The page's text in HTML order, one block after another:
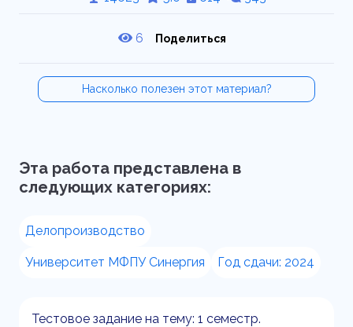
6 Поделиться
Насколько полезен этот материал?
Эта работа представлена в
следующих категориях:
Делопроизводство
Университет МФПУ Синергия Год сдачи: 2024
Тестовое задание на тему: 1 семестр.